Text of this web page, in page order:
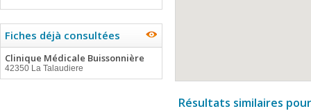
Fiches déjà consultées
Clinique Médicale Buissonnière
42350 La Talaudiere
Résultats similaires